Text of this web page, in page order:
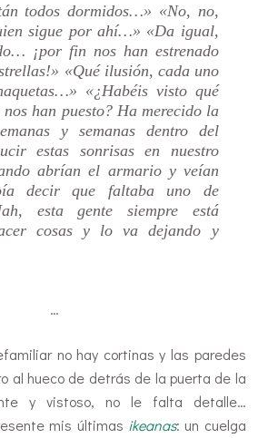
todos dormidos…» «No, no,
sigue por ahí…» «Da igual,
¡por fin nos han estrenado
«Qué ilusión, cada uno
«¿Habéis visto qué
han puesto? Ha merecido la
y semanas dentro del
estas sonrisas en nuestro
abrían el armario y veían
decir que faltaba uno de
esta gente siempre está
cosas y lo va dejando y
…
no hay cortinas y las paredes
al hueco de detrás de la puerta de la
y vistoso, no le falta detalle…
mis últimas ikeanas: un cuelga